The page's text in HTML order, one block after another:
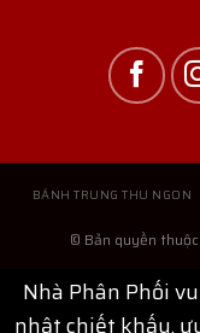
BÁNH TRUNG THU NGON
© Bản quyền thuộc
Nhà Phân Phối
nhật chiết khấu,